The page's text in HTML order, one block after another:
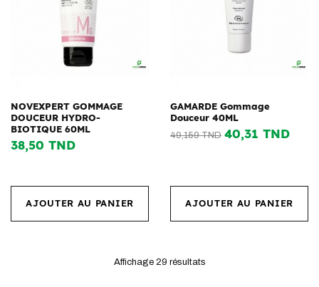
NOVEXPERT GOMMAGE
DOUCEUR HYDRO-
BIOTIQUE 60ML
38,50 TND
AJOUTER AU PANIER
GAMARDE Gommage
Douceur 40ML
49,159 TND 40,31 TND
AJOUTER AU PANIER
Affichage 29 résultats